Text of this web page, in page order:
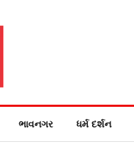
ભાવનગર ધર્મ દર્શન